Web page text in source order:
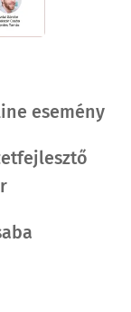
esemény